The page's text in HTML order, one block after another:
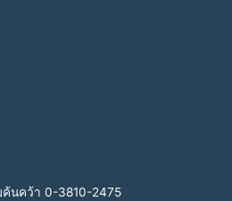
นคว้า 0-3810-2475